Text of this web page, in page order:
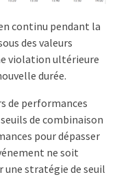
continu pendant la
des valeurs
violation ultérieure
durée.
de performances
de combinaison
pour dépasser
ne soit
une stratégie de seuil